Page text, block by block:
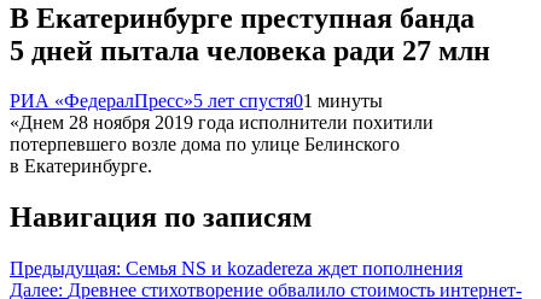
В Екатеринбурге преступная банда
5 дней пытала человека ради 27 млн
РИА «ФедералПресс»5 лет спустя01 минуты
«Днем 28 ноября 2019 года исполнители похитили
потерпевшего возле дома по улице Белинского
в Екатеринбурге.
Навигация по записям
Предыдущая: Семья NS и kozadereza ждет пополнения
Далее: Древнее стихотворение обвалило стоимость интернет-